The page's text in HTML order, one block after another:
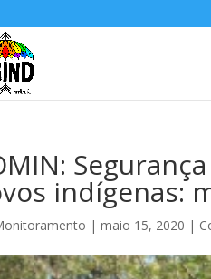
indígenas:
|maio 15, 2020 |